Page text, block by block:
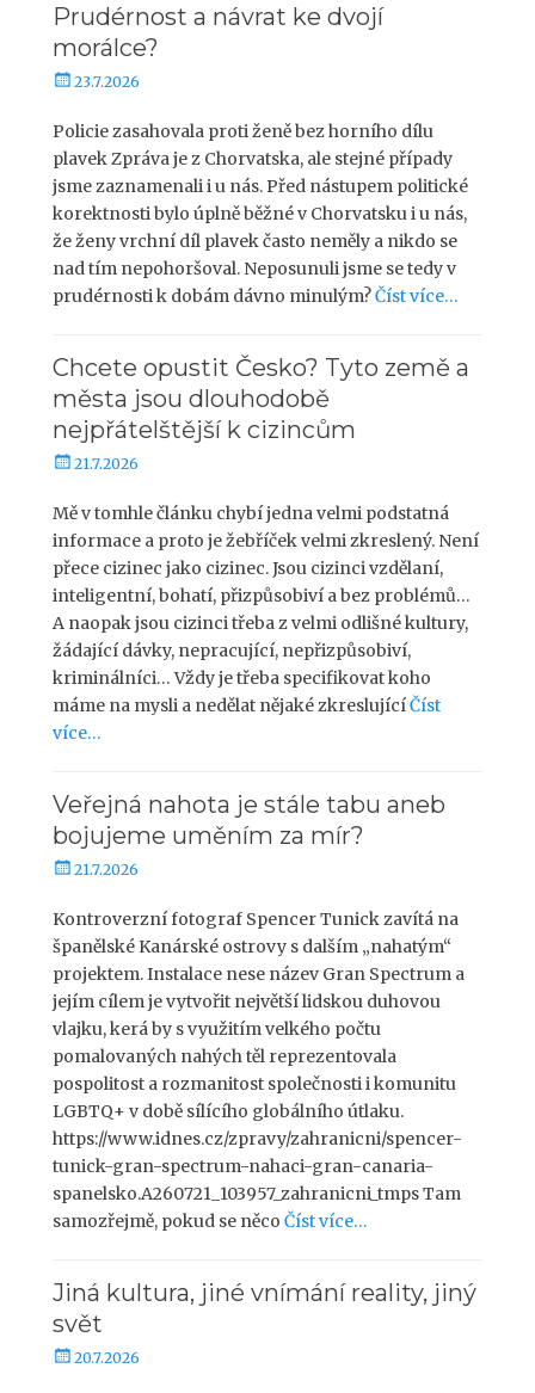
Prudérnost a návrat ke dvojí
morálce?
P
b
l
i
k
o
v
á
n
23.7.2026
Policie zasahovala proti ženě bez horního dílu
plavek Zpráva je z Chorvatska, ale stejné případy
jsme zaznamenali i u nás. Před nástupem politické
korektnosti bylo úplně běžné v Chorvatsku i u nás,
že ženy vrchní díl plavek často neměly a nikdo se
nad tím nepohoršoval. Neposunuli jsme se tedy v
prudérnosti k dobám dávno minulým?Číst více…
Chcete opustit Česko? Tyto země a
města jsou dlouhodobě
nejpřátelštější k cizincům
P
b
l
k
o
v
á
n
o
21.7.2026
Mě v tomhle článku chybí jedna velmi podstatná
informace a proto je žebříček velmi zkreslený. Není
přece cizinec jako cizinec. Jsou cizinci vzdělaní,
inteligentní, bohatí, přizpůsobiví a bez problémů…
A naopak jsou cizinci třeba z velmi odlišné kultury,
žádající dávky, nepracující, nepřizpůsobiví,
kriminálníci… Vždy je třeba specifikovat koho
máme na mysli a nedělat nějaké zkreslujícíČíst
více…
Veřejná nahota je stále tabu aneb
bojujeme uměním za mír?
P
b
l
k
o
v
á
n
o
21.7.2026
Kontroverzní fotograf Spencer Tunick zavítá na
španělské Kanárské ostrovy s dalším „nahatým“
projektem. Instalace nese název Gran Spectrum a
jejím cílem je vytvořit největší lidskou duhovou
vlajku, kerá by s využitím velkého počtu
pomalovaných nahých těl reprezentovala
pospolitost a rozmanitost společnosti i komunitu
LGBTQ+ v době sílícího globálního útlaku.
https://www.idnes.cz/zpravy/zahranicni/spencer-
tunick-gran-spectrum-nahaci-gran-canaria-
spanelsko.A260721_103957_zahranicni_tmps Tam
samozřejmě, pokud se něco Číst více…
Jiná kultura, jiné vnímání reality, jiný
svět
P 20.7.2026